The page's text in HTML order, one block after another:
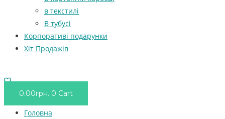
в текстилі
В тубусі
Корпоративі подарунки
Хіт Продажів
0.00грн. 0 Cart
Головна